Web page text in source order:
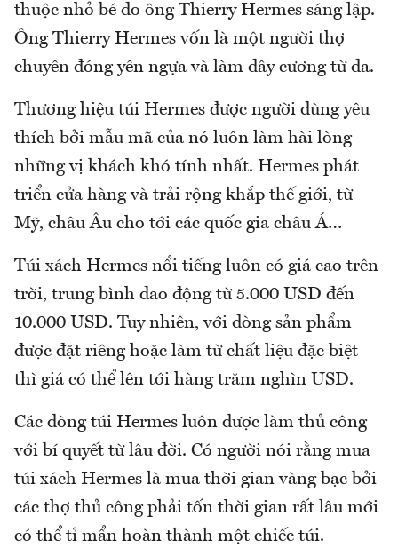
thuộc nhỏ bé do ông Thierry Hermes sáng lập.
Ông Thierry Hermes vốn là một người thợ
chuyên đóng yên ngựa và làm dây cương từ da.
Thương hiệu túi Hermes được người dùng yêu
thích bởi mẫu mã của nó luôn làm hài lòng
những vị khách khó tính nhất. Hermes phát
triển cửa hàng và trải rộng khắp thế giới, từ
Mỹ, châu Âu cho tới các quốc gia châu Á…
Túi xách Hermes nổi tiếng luôn có giá cao trên
trời, trung bình dao động từ 5.000 USD đến
10.000 USD. Tuy nhiên, với dòng sản phẩm
được đặt riêng hoặc làm từ chất liệu đặc biệt
thì giá có thể lên tới hàng trăm nghìn USD.
Các dòng túi Hermes luôn được làm thủ công
với bí quyết từ lâu đời. Có người nói rằng mua
túi xách Hermes là mua thời gian vàng bạc bởi
các thợ thủ công phải tốn thời gian rất lâu mới
có thể tỉ mẩn hoàn thành một chiếc túi.